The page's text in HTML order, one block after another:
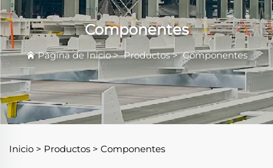
Componentes
Página de Inicio>Productos>Componentes
Inicio > Productos > Componentes